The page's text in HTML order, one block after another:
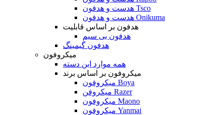
هدست و هدفون Tsco
هدست و هدفون Onikuma
هدفون بر اساس قابلیت
هدفون بی سیم
هدفون گیمینگ
میکروفون
همه موارد این دسته
میکروفون بر اساس برند
میکروفون Boya
میکروفن Razer
میکروفون Maono
میکروفون Yanmai